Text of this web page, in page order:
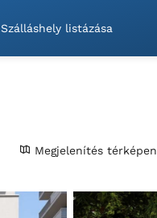
Szálláshely listázása
Megjelenítés térképen